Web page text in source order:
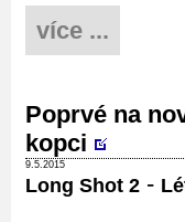
více ...
Poprvé na
kopci
9.5.2015
Long Shot 2 -